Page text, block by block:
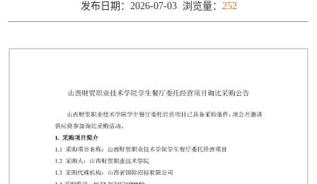
发布日期：2026-07-03 浏览量： 252